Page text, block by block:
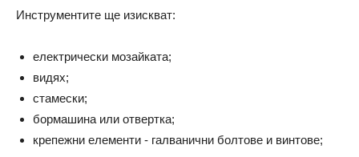
Инструментите ще изискват:
електрически мозайката;
видях;
стамески;
бормашина или отвертка;
крепежни елементи - галванични болтове и винтове;